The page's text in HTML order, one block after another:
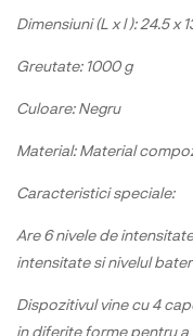
Dimensiuni (L x l ): 24.5 x
Greutate: 1000 g
Culoare: Negru
Material: Material
Caracteristici speciale:
Are 6 nivele de
intensitate si nivelul
Dispozitivul vine cu 4
in diferite forme pentru